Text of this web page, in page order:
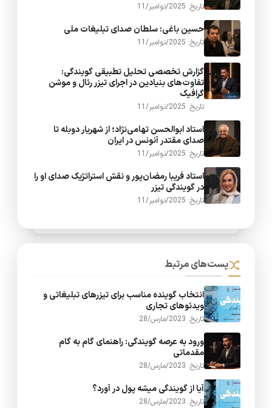
تاریخ: 2025/نوامبر/11
حسین باغی: سلطان صدای تبلیغات ملی
تاریخ: 2025/نوامبر/11
گزارش تخصصی تحلیل تطبیقی گویندگی:
تفاوت‌های بنیادین در اجرای تیزر رئال و موشن
گرافیک
تاریخ: 2025/نوامبر/11
استاد ابوالحسن تهامی‌نژاد؛ از شهریار دوبله تا
صدای مقتدر آنونس در ایران
تاریخ: 2025/نوامبر/11
استاد فریبا رمضان‌پور و نقش استراتژیک صدای او را
در گویندگی تیزر
تاریخ: 2025/نوامبر/11
پست‌های مرتبط
انتخاب گوینده مناسب برای تیزرهای تبلیغاتی و
ویدئوهای تجاری
تاریخ: 2023/مارس/28
ورود به عرصه گویندگی: راهنمای گام به گام
مقدماتی
تاریخ: 2023/مارس/28
آیا از گویندگی میشه پول در آورد؟
تاریخ: 2023/مارس/28